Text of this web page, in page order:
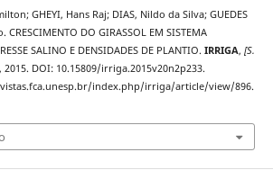
GHEYI, Hans Raj; DIAS, Nildo da Silva; GUEDES
DO GIRASSOL EM SISTEMA
SALINO E DENSIDADES DE PLANTIO. IRRIGA, [S.
2015. DOI: 10.15809/irriga.2015v20n2p233.
index.php/irriga/article/view/896.